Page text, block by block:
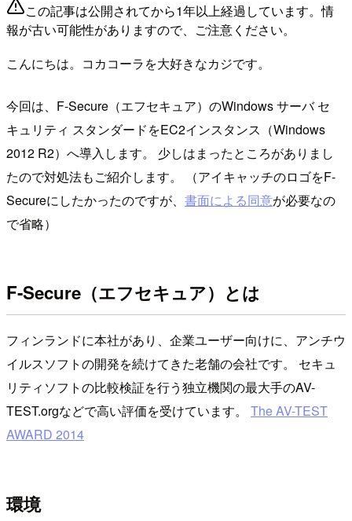
この記事は公開されてから1年以上経過しています。情
報が古い可能性がありますので、ご注意ください。
こんにちは。コカコーラを大好きなカジです。
今回は、F-Secure（エフセキュア）のWindows サーバ セ
キュリティ スタンダードをEC2インスタンス（Windows
2012 R2）へ導入します。 少しはまったところがありまし
たので対処法もご紹介します。 （アイキャッチのロゴをF-
Secureにしたかったのですが、 書面による同意が必要なの
で省略）
F-Secure（エフセキュア）とは
フィンランドに本社があり、企業ユーザー向けに、アンチウ
イルスソフトの開発を続けてきた老舗の会社です。 セキュ
リティソフトの比較検証を行う独立機関の最大手のAV-
TEST.orgなどで高い評価を受けています。 The AV-TEST
AWARD 2014
環境